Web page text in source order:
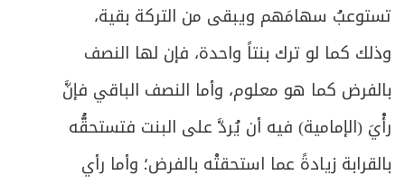
تستوعبُ سهامَهم ويبقى من التركة بقية،
وذلك كما لو ترك بنتاً واحدة، فإن لها النصف
بالفرض كما هو معلوم، وأما النصف الباقي فإنَّ
رأْيَ (الإمامية) فيه أن يُردَّ على البنت فتستحقُّه
بالقرابة زيادةً عما استحقتْه بالفرض؛ وأما رأي